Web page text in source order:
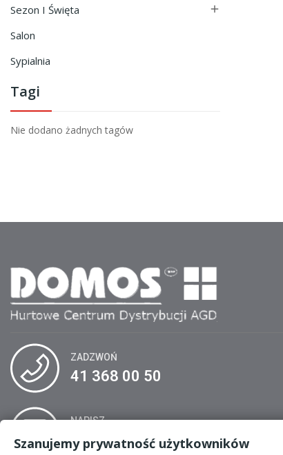
Sezon I Święta 
Salon
Sypialnia
Tagi
Nie dodano żadnych tagów
ZADZWOŃ
41 368 00 50
NAPISZ
biuro@domos.kielce.pl
Szanujemy prywatność użytkowników